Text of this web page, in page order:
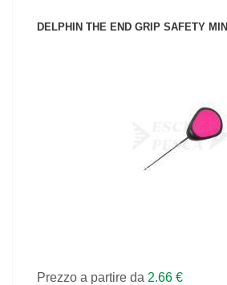
DELPHIN THE END GRIP SAFETY MINI
VEDI IL PRODOTTO
Prezzo a partire da 2.66 €